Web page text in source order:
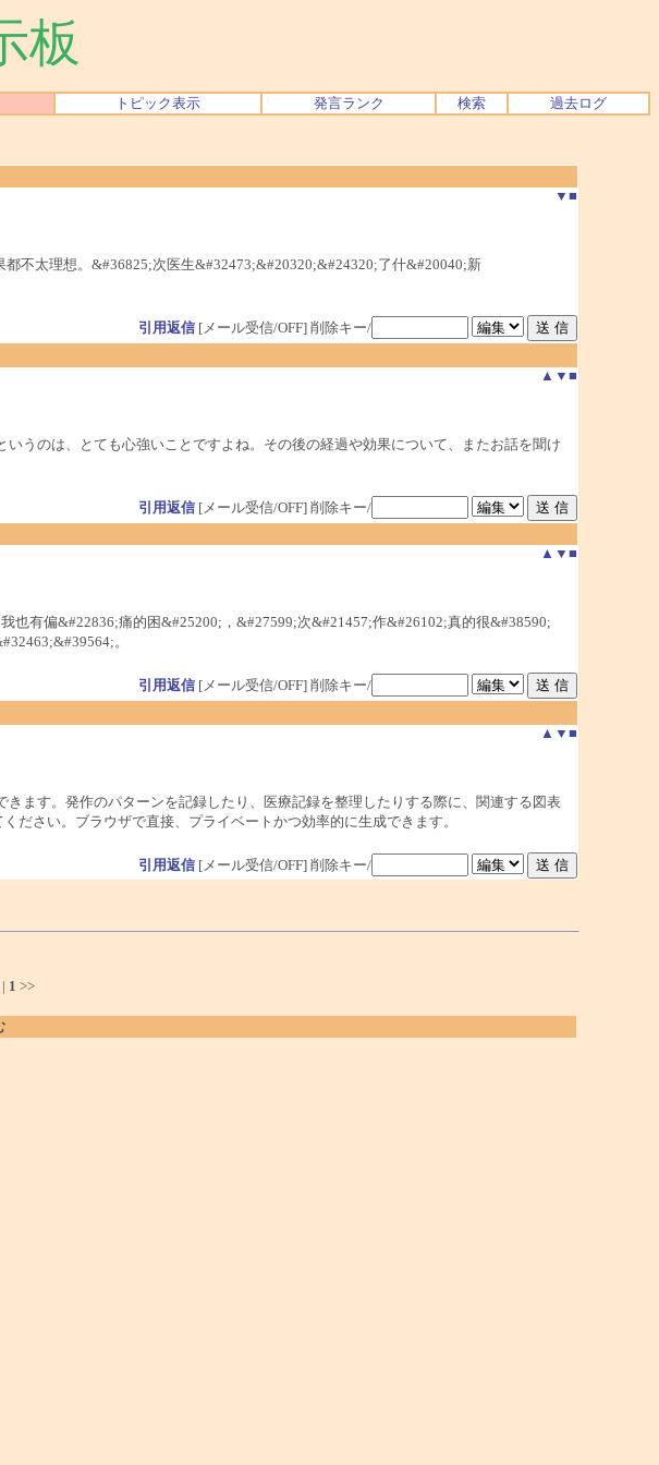
板
トピック表示 発言ランク 検索 過去ログ
▼ ■
不太理想。&#36825;次医生&#32473;&#20320;&#24320;了什&#20040;新
引用返信[メール受信/OFF] 削除キー/
▲ ▼ ■
うのは、とても心強いことですよね。その後の経過や効果について、またお話を聞け
引用返信[メール受信/OFF] 削除キー/
▲ ▼ ■
有偏&#22836;痛的困&#25200;，&#27599;次&#21457;作&#26102;真的很&#38590;
。
引用返信[メール受信/OFF] 削除キー/
▲ ▼ ■
ます。発作のパターンを記録したり、医療記録を整理したりする際に、関連する図表
ださい。ブラウザで直接、プライベートかつ効率的に生成できます。
引用返信[メール受信/OFF] 削除キー/
| 1 >>